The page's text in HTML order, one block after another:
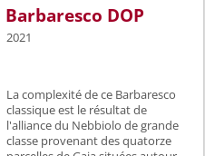
Barbaresco DOP
2021
La complexité de ce Barbaresco
classique est le résultat de
l'alliance du Nebbiolo de grande
classe provenant des quatorze